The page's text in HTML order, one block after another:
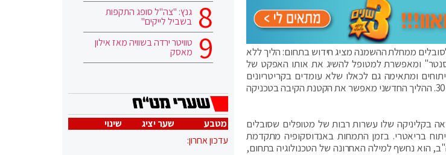
ממחלת ההשמנה מציג חידוש בתחום: הליך ללא
סנטר" ומאפשרת למטופל להשיג את אותו האפקט של
ומתאימה גם לכאלו שלא עומדים בקריטריונים
לניתוח, כמו מטופלים שסובלים מהשמנת יתר ברמת BMI (מדד מסת גוף) של 30-40. ההליך החדשני מאפשר את הקטנת הקיבה בטכניקה
בקליניקה שלו עשרות רבות של מטופלים שסובלים
בריאטרי. בזמן התמחות באנדוסקופיה מתקדמת
הוא נחשף למילה האחרונה של הטכנולוגיה בתחום,
גנץ: "צה"ל סופג התקפות
בשביל לייקים"
טוויטר ירדה בשוויה מאז אילון
מאסק
מטבע שער יציג
שינוי
עדכון אחרון: